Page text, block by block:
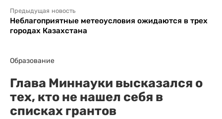
Предыдущая новость
Неблагоприятные метеоусловия ожидаются в трех
городах Казахстана
Образование
Глава Миннауки высказался о
тех, кто не нашел себя в
списках грантов